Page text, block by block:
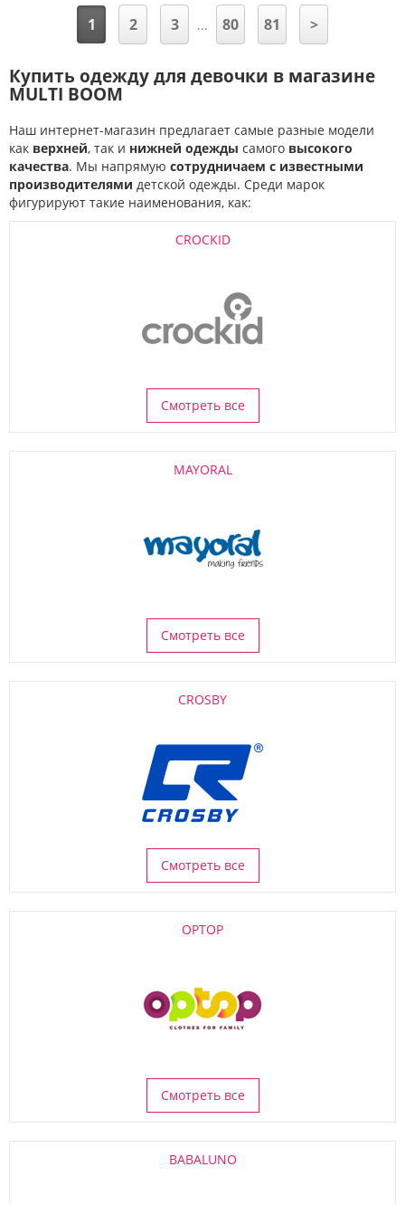
1 2 3 ... 80 81 >
Купить одежду для девочки в магазине
MULTI BOOM
Наш интернет-магазин предлагает самые разные модели
как верхней, так и нижней одежды самого высокого
качества. Мы напрямую сотрудничаем с известными
производителями детской одежды. Среди марок
фигурируют такие наименования, как:
CROCKID
Смотреть все
MAYORAL
Смотреть все
CROSBY
Смотреть все
OPTOP
Смотреть все
BABALUNO